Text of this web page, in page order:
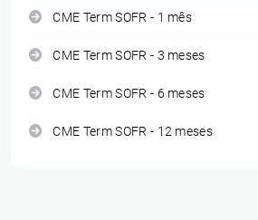
CME Term SOFR - 1 mês
CME Term SOFR - 3 meses
CME Term SOFR - 6 meses
CME Term SOFR - 12 meses